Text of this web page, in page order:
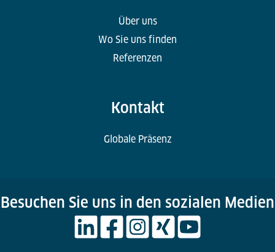
Über uns
Wo Sie uns finden
Referenzen
Kontakt
Globale Präsenz
Besuchen Sie uns in den sozialen Medien